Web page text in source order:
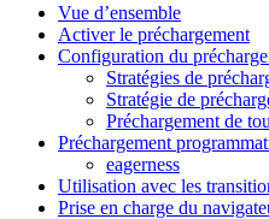
Vue d’ensemble
Activer le préchargement
Configuration du
Stratégies de
Stratégie de
Préchargement de
Préchargement
eagerness
Utilisation avec les
Prise en charge du